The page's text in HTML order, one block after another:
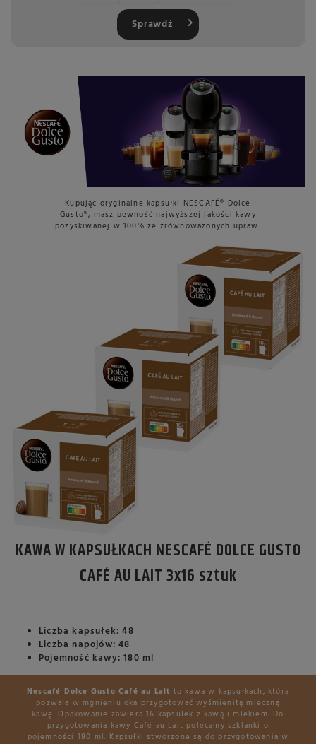
Sprawdź
Kupując oryginalne kapsułki NESCAFÉ® Dolce
Gusto®, masz pewność najwyższej jakości kawy
pozyskiwanej w 100% ze zrównoważonych upraw.
KAWA W KAPSUŁKACH NESCAFÉ DOLCE GUSTO
CAFÉ AU LAIT 3x16 sztuk
Liczba kapsułek: 48
Liczba napojów: 48
Pojemność kawy: 180 ml
Nescafé Dolce Gusto Café au Lait to kawa w kapsułkach, która
pozwala w mgnieniu oka przygotować wyśmienitą mleczną
kawę. Opakowanie zawiera 16 kapsułek z kawą i mlekiem. Do
przygotowania kawy Café au Lait polecamy szklanki o
pojemności 180 ml. Kapsułki stworzone są do przygotowania w